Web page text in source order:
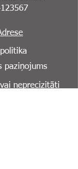
paziņojums
neprecizitāti